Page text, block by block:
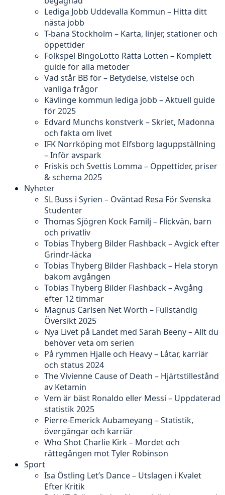
Lediga Jobb Uddevalla Kommun – Hitta ditt
nästa jobb
T-bana Stockholm – Karta, linjer, stationer och
öppettider
Folkspel BingoLotto Rätta Lotten – Komplett
guide för alla metoder
Vad står BB för – Betydelse, vistelse och
vanliga frågor
Kävlinge kommun lediga jobb – Aktuell guide
för 2025
Edvard Munchs konstverk – Skriet, Madonna
och fakta om livet
IFK Norrköping mot Elfsborg laguppställning
– Inför avspark
Friskis och Svettis Lomma – Öppettider, priser
& schema 2025
Nyheter
SL Buss i Syrien – Oväntad Resa För Svenska
Studenter
Thomas Sjögren Kock Familj – Flickvän, barn
och privatliv
Tobias Thyberg Bilder Flashback – Avgick efter
Grindr-läcka
Tobias Thyberg Bilder Flashback – Hela storyn
bakom avgången
Tobias Thyberg Bilder Flashback – Avgång
efter 12 timmar
Magnus Carlsen Net Worth – Fullständig
Översikt 2025
Nya Livet på Landet med Sarah Beeny – Allt du
behöver veta om serien
På rymmen Hjalle och Heavy – Låtar, karriär
och status 2024
The Vivienne Cause of Death – Hjärtstillestånd
av Ketamin
Vem är bäst Ronaldo eller Messi – Uppdaterad
statistik 2025
Pierre-Emerick Aubameyang – Statistik,
övergångar och karriär
Who Shot Charlie Kirk – Mordet och
rättegången mot Tyler Robinson
Sport
Isa Östling Let’s Dance – Utslagen i Kvalet
Efter Kritik